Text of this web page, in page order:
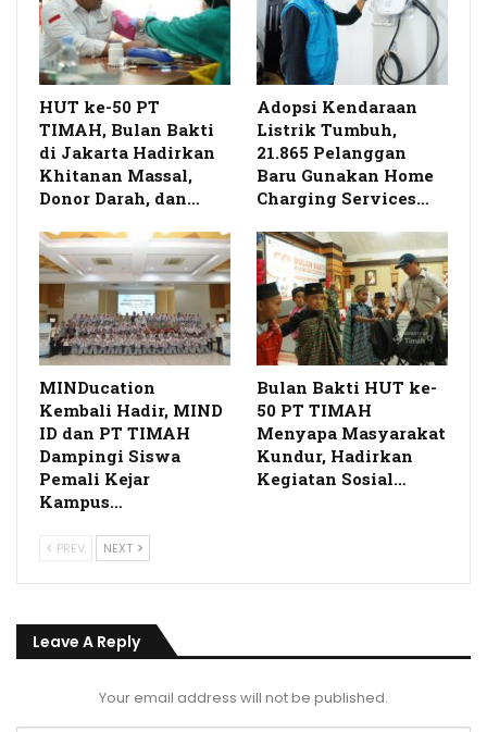
HUT ke-50 PT
TIMAH, Bulan Bakti
di Jakarta Hadirkan
Khitanan Massal,
Donor Darah, dan…
Adopsi Kendaraan
Listrik Tumbuh,
21.865 Pelanggan
Baru Gunakan Home
Charging Services…
MINDucation
Kembali Hadir, MIND
ID dan PT TIMAH
Dampingi Siswa
Pemali Kejar
Kampus…
Bulan Bakti HUT ke-
50 PT TIMAH
Menyapa Masyarakat
Kundur, Hadirkan
Kegiatan Sosial…
PREV NEXT
Leave A Reply
Your email address will not be published.